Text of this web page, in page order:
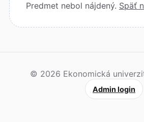
Predmet nebol nájdený. Späť
© 2026 Ekonomická
Admin login